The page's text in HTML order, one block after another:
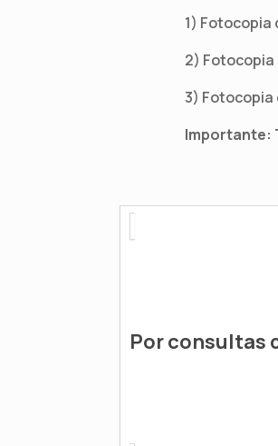
1) Fotocopia
2)
3) Fotocopia
Importante:
Por consultas